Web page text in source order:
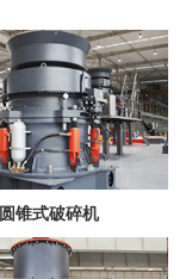
圆锥式破碎机